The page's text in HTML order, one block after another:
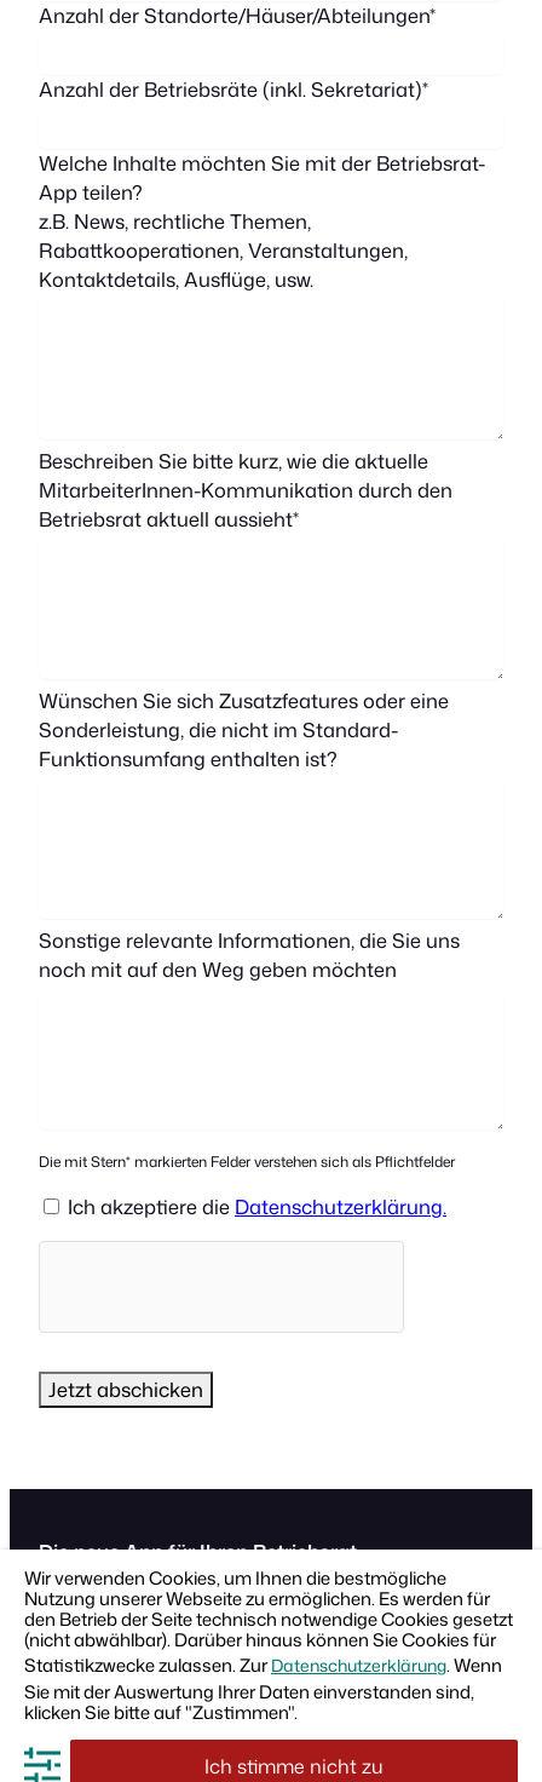
Anzahl der Standorte/Häuser/Abteilungen*
Anzahl der Betriebsräte (inkl. Sekretariat)*
Welche Inhalte möchten Sie mit der Betriebsrat-
App teilen?
z.B. News, rechtliche Themen,
Rabattkooperationen, Veranstaltungen,
Kontaktdetails, Ausflüge, usw.
Beschreiben Sie bitte kurz, wie die aktuelle
MitarbeiterInnen-Kommunikation durch den
Betriebsrat aktuell aussieht*
Wünschen Sie sich Zusatzfeatures oder eine
Sonderleistung, die nicht im Standard-
Funktionsumfang enthalten ist?
Sonstige relevante Informationen, die Sie uns
noch mit auf den Weg geben möchten
Die mit Stern* markierten Felder verstehen sich als Pflichtfelder
Ich akzeptiere die Datenschutzerklärung.
Die neue App für Ihren Betriebsrat
Unsere Betriebsrat-App bietet Ihnen und Ihrer
Belegschaft einen modernen Kommunikationskanal für
News, Events, Umfragen, Gewinnspiele, Rabatte und
vieles mehr.
DatenschutzerklärungAGB Impressum
© 2024
TRONIC Innovation GmbH·Alle Rechte
Wir verwenden Cookies, um Ihnen die bestmögliche
Nutzung unserer Webseite zu ermöglichen. Es werden für
den Betrieb der Seite technisch notwendige Cookies gesetzt
(nicht abwählbar). Darüber hinaus können Sie Cookies für
Statistikzwecke zulassen. ZurDatenschutzerklärung. Wenn
Sie mit der Auswertung Ihrer Daten einverstanden sind,
klicken Sie bitte auf "Zustimmen".
Ich stimme nicht zu